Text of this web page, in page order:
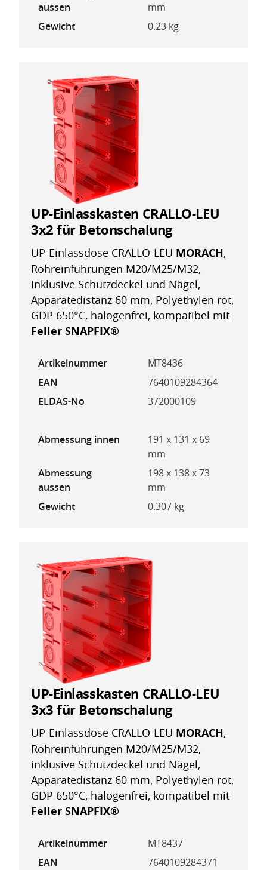
aussen
mm
Gewicht
0.23 kg
UP-Einlasskasten CRALLO-LEU
3x2 für Betonschalung
UP-Einlassdose CRALLO-LEU MORACH,
Rohreinführungen M20/M25/M32,
inklusive Schutzdeckel und Nägel,
Apparatedistanz 60 mm, Polyethylen rot,
GDP 650°C, halogenfrei, kompatibel mit
Feller SNAPFIX®
Artikelnummer
MT8436
EAN
7640109284364
ELDAS-No
372000109
Abmessung innen
191 x 131 x 69
mm
Abmessung
aussen
198 x 138 x 73
mm
Gewicht
0.307 kg
UP-Einlasskasten CRALLO-LEU
3x3 für Betonschalung
UP-Einlassdose CRALLO-LEU MORACH,
Rohreinführungen M20/M25/M32,
inklusive Schutzdeckel und Nägel,
Apparatedistanz 60 mm, Polyethylen rot,
GDP 650°C, halogenfrei, kompatibel mit
Feller SNAPFIX®
Artikelnummer
MT8437
EAN
7640109284371